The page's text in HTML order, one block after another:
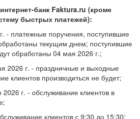
банк Faktura.ru (кроме
быстрых платежей):
- платежные поручения, поступившие
текущим днем; поступившие
обработаны 04 мая 2026 г.;
2026 г. - праздничные и выходные
клиентов производиться не будет;
г. - обслуживание клиентов в
клиентов с 9:30 до 15:30;